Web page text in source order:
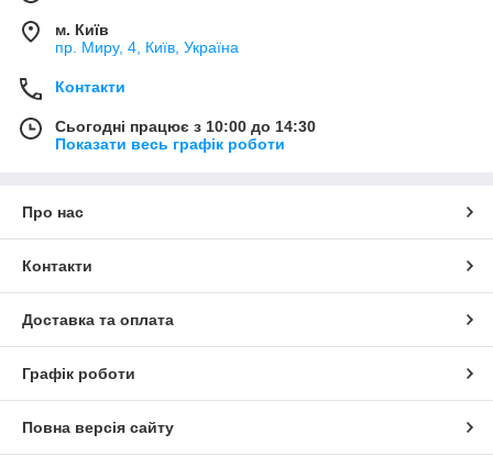
м. Київ
пр. Миру, 4, Київ, Україна
Контакти
Сьогодні працює з 10:00 до 14:30
Показати весь графік роботи
Про нас
Контакти
Доставка та оплата
Графік роботи
Повна версія сайту